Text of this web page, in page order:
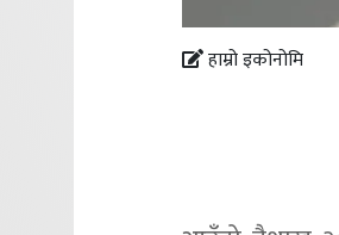
हाम्रो इकोनोमि